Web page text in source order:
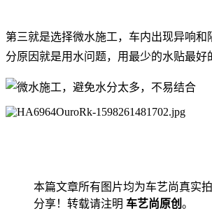
第三就是选择微水施工，车内出现异响和
分原因就是用水问题，用最少的水贴最好
本篇文章所有图片均为车艺尚真实
分享！转载请注明 车艺尚原创 。